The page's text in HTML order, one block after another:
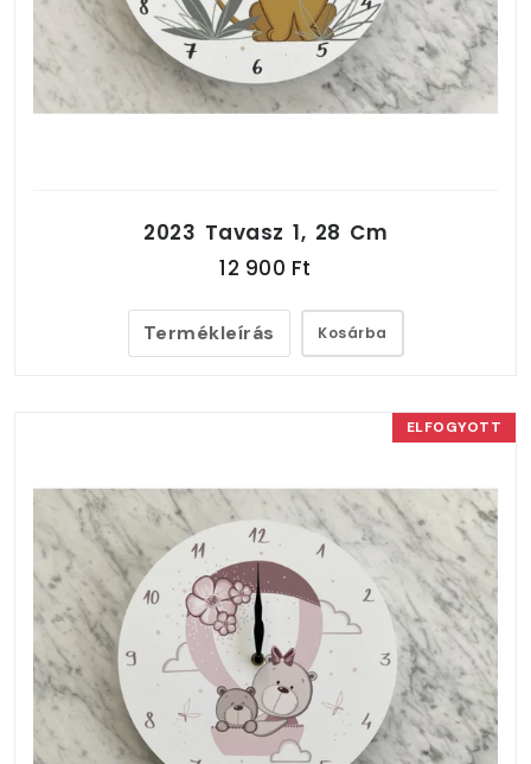
2023 Tavasz 1, 28 Cm
12 900 Ft
Termékleírás Kosárba
ELFOGYOTT